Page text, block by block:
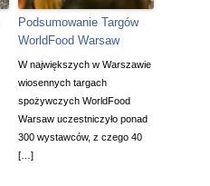
Podsumowanie Targów
WorldFood Warsaw
W największych w Warszawie
wiosennych targach
spożywczych WorldFood
Warsaw uczestniczyło ponad
300 wystawców, z czego 40
[…]